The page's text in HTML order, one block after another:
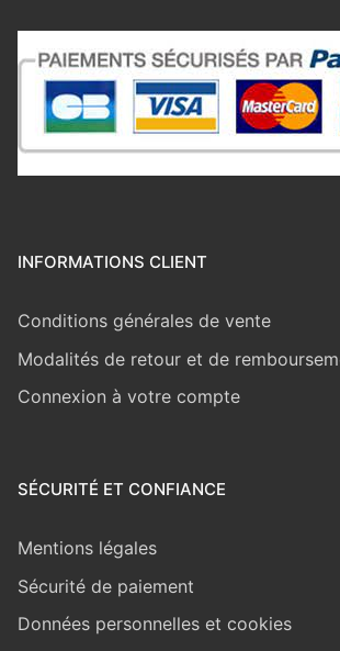
INFORMATIONS CLIENT
Conditions générales de vente
Modalités de retour et de
Connexion à votre compte
SÉCURITÉ ET CONFIANCE
Mentions légales
Sécurité de paiement
Données personnelles et cookies